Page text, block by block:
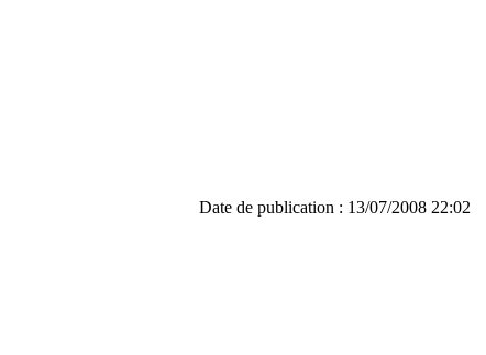
Date de publication : 13/07/2008 22:02